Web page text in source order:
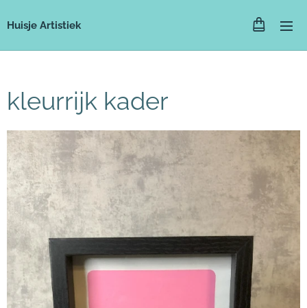
Huisje Artistiek
kleurrijk kader